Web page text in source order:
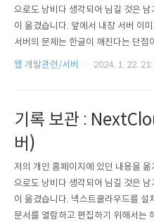
으로도 낭비다 생각되어 님길 것은
이 옮겼습니다. 앞에서 내장 서버 이
서버의 문제는 한글이 깨진다는 단
미미한 것이다. 그래서 이번에는 별
웹 개발관련/서버 2024. 1. 22.
기록 보관 :
버)
저의 개인 홈페이지에 있던 내용을
으로도 낭비다 생각되어 님길 것은
이 옮겼습니다. 넥스트쿨라우드를
문서를 열람하고 편집하기 위해서는